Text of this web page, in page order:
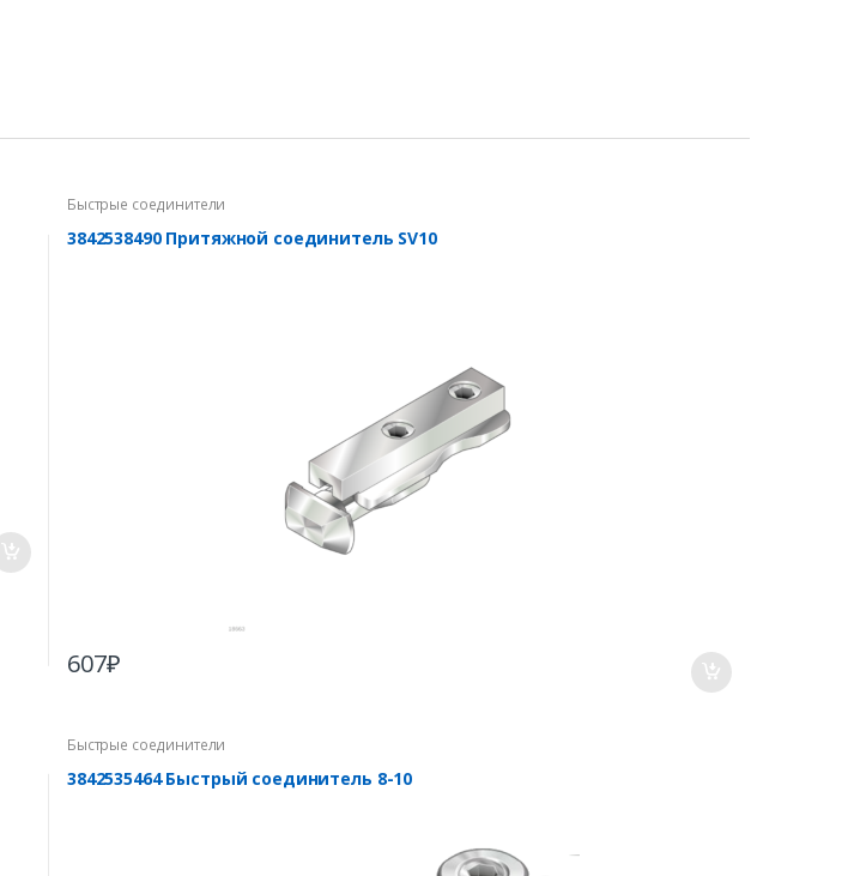
Быстрые соединители
3842538490 Притяжной соединитель SV10
607₽
Быстрые соединители
3842535464 Быстрый соединитель 8-10